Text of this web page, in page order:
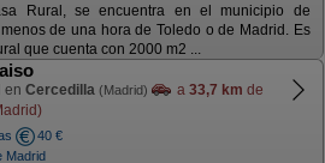
Rural, se encuentra en el municipio de
de una hora de Toledo o de Madrid. Es
que cuenta con 2000 m2 ...
en Cercedilla (Madrid) a 33,7 km de
40 €
Madrid